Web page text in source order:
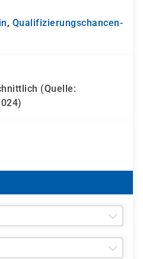
, Qualifizierungs­chancen­
(Quelle: